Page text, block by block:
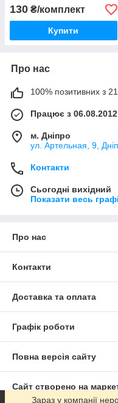
130 ₴/комплект
Купити
Про нас
100% позитивних з 21
Працює з 06.08.2012
м. Дніпро
ул. Артельная, 9,
Контакти
Сьогодні вихідний
Показати весь
Про нас
Контакти
Доставка та оплата
Графік роботи
Повна версія сайту
Сайт створено на
Зараз у компанії